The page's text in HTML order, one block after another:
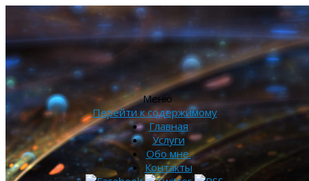
Меню
Перейти к содержимому
Главная
Услуги
Обо мне.
Контакты